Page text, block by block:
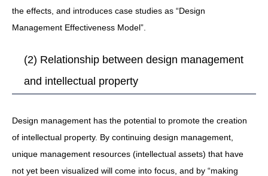
the effects, and introduces case studies as “Design
Management Effectiveness Model”.
(2) Relationship between design management
and intellectual property
Design management has the potential to promote the creation
of intellectual property. By continuing design management,
unique management resources (intellectual assets) that have
not yet been visualized will come into focus, and by “making